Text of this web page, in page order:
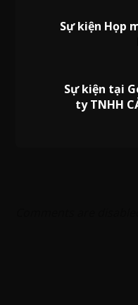
Sự kiện Họp
Sự kiện tại
ty TNHH